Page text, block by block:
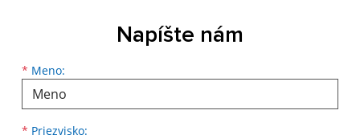
Napíšte nám
* Meno:
Meno
* Priezvisko:
Priezvisko
E-mailová adresa